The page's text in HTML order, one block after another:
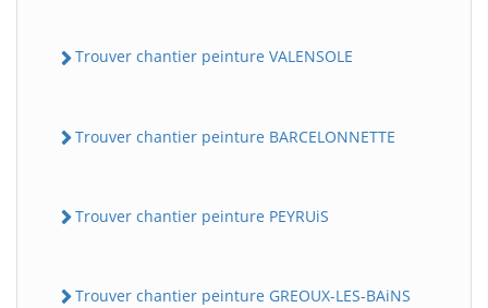
Trouver chantier peinture VALENSOLE
Trouver chantier peinture BARCELONNETTE
Trouver chantier peinture PEYRUiS
Trouver chantier peinture GREOUX-LES-BAiNS